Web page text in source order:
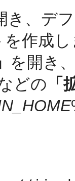
き、デ
を作成
を開き
どの 「